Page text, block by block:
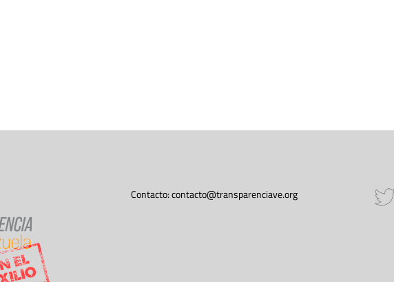
Contacto:contacto@transparenciave.org